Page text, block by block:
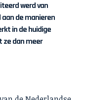
werd van
de manieren
in de huidige
ze dan meer